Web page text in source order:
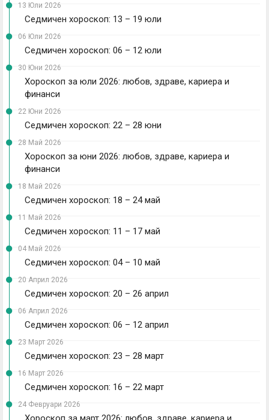
13 Юли 2026
Седмичен хороскоп: 13 – 19 юли
06 Юли 2026
Седмичен хороскоп: 06 – 12 юли
30 Юни 2026
Хороскоп за юли 2026: любов, здраве, кариера и
финанси
22 Юни 2026
Седмичен хороскоп: 22 – 28 юни
28 Май 2026
Хороскоп за юни 2026: любов, здраве, кариера и
финанси
18 Май 2026
Седмичен хороскоп: 18 – 24 май
11 Май 2026
Седмичен хороскоп: 11 – 17 май
04 Май 2026
Седмичен хороскоп: 04 – 10 май
20 Април 2026
Седмичен хороскоп: 20 – 26 април
06 Април 2026
Седмичен хороскоп: 06 – 12 април
23 Март 2026
Седмичен хороскоп: 23 – 28 март
16 Март 2026
Седмичен хороскоп: 16 – 22 март
24 Февруари 2026